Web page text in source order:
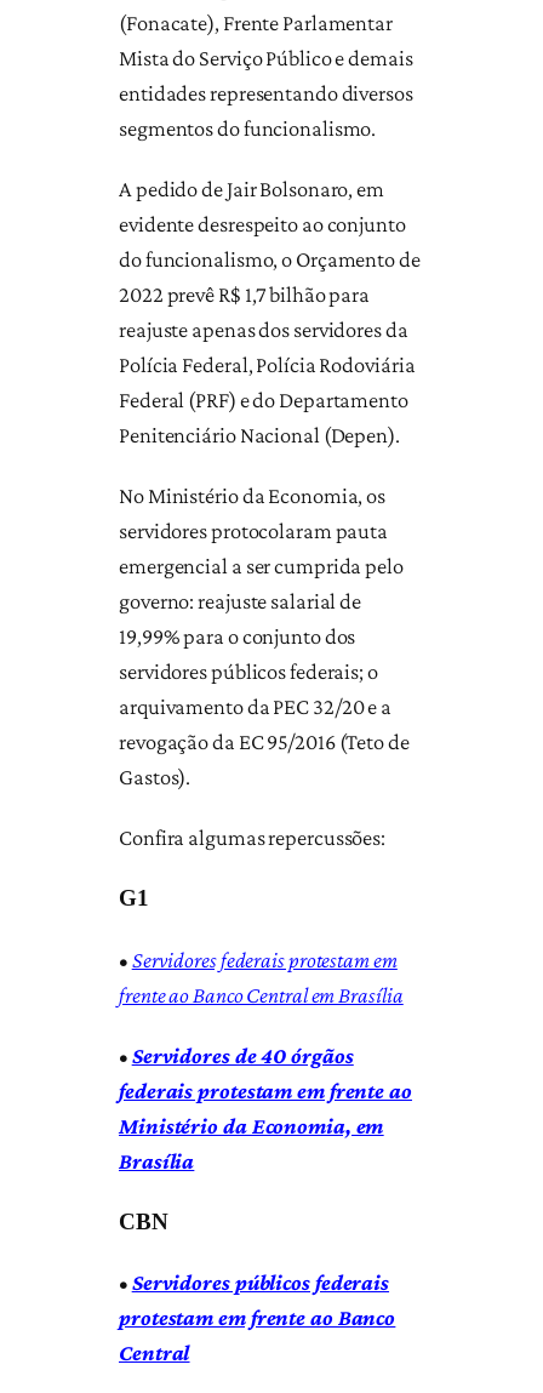
(Fonacate), Frente Parlamentar
Mista do Serviço Público e demais
entidades representando diversos
segmentos do funcionalismo.
A pedido de Jair Bolsonaro, em
evidente desrespeito ao conjunto
do funcionalismo, o Orçamento de
2022 prevê R$ 1,7 bilhão para
reajuste apenas dos servidores da
Polícia Federal, Polícia Rodoviária
Federal (PRF) e do Departamento
Penitenciário Nacional (Depen).
No Ministério da Economia, os
servidores protocolaram pauta
emergencial a ser cumprida pelo
governo: reajuste salarial de
19,99% para o conjunto dos
servidores públicos federais; o
arquivamento da PEC 32/20 e a
revogação da EC 95/2016 (Teto de
Gastos).
Confira algumas repercussões:
G1
•Servidores federais protestam em
frente ao Banco Central em Brasília
•Servidores de 40 órgãos
federais protestam em frente ao
Ministério da Economia, em
Brasília
CBN
•Servidores públicos federais
protestam em frente ao Banco
Central